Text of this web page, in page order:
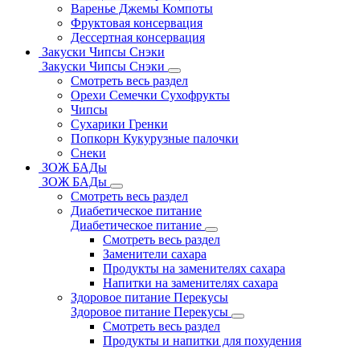
Варенье Джемы Компоты
Фруктовая консервация
Дессертная консервация
Закуски Чипсы Снэки
Закуски Чипсы Снэки
Смотреть весь раздел
Орехи Семечки Сухофрукты
Чипсы
Сухарики Гренки
Попкорн Кукурузные палочки
Снеки
ЗОЖ БАДы
ЗОЖ БАДы
Смотреть весь раздел
Диабетическое питание
Диабетическое питание
Смотреть весь раздел
Заменители сахара
Продукты на заменителях сахара
Напитки на заменителях сахара
Здоровое питание Перекусы
Здоровое питание Перекусы
Смотреть весь раздел
Продукты и напитки для похудения